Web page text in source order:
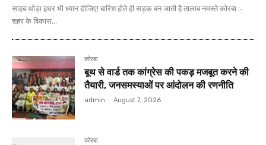
साहब थोड़ा इधर भी ध्यान दीजिए! बारिश होते ही सड़क बन जाती है तालाब नमस्ते कोरबा :-
शहर के विकास...
कोरबा
बूथ से वार्ड तक कांग्रेस की पकड़ मजबूत करने की
तैयारी, जनसमस्याओं पर आंदोलन की रणनीति
admin - August 7, 2026
कोरबा